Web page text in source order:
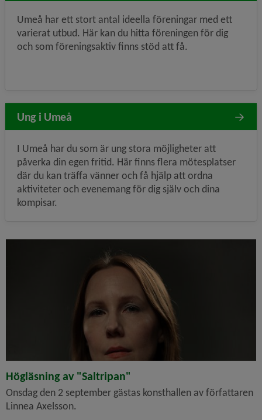
Umeå har ett stort antal ideella föreningar med ett
varierat utbud. Här kan du hitta föreningen för dig
och som föreningsaktiv finns stöd att få.
Ung i Umeå
I Umeå har du som är ung stora möjligheter att
påverka din egen fritid. Här finns flera mötesplatser
där du kan träffa vänner och få hjälp att ordna
aktiviteter och evenemang för dig själv och dina
kompisar.
Högläsning av "Saltripan"
Onsdag den 2 september gästas konsthallen av författaren
Linnea Axelsson.